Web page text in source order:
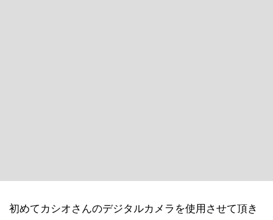
初めてカシオさんのデジタルカメラを使用させて頂き